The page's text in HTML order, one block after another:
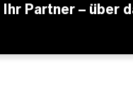
Ihr Partner – über